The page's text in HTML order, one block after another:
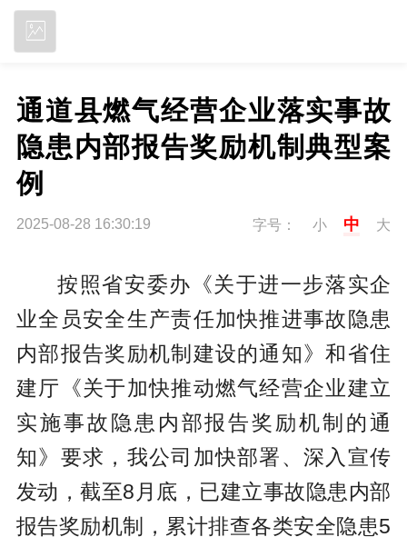
通道县燃气经营企业落实事故
隐患内部报告奖励机制典型案
例
2025-08-28 16:30:19 字号： 小 中 大
按照省安委办《关于进一步落实企
业全员安全生产责任加快推进事故隐患
内部报告奖励机制建设的通知》和省住
建厅《关于加快推动燃气经营企业建立
实施事故隐患内部报告奖励机制的通
知》要求，我公司加快部署、深入宣传
发动，截至8月底，已建立事故隐患内部
报告奖励机制，累计排查各类安全隐患5